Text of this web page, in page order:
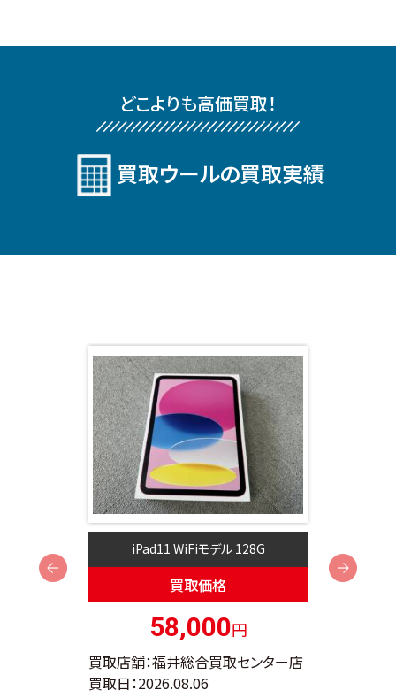
どこよりも⾼価買取！
買取ウールの買取実績
iPad11 WiFiモデル 128G
買取価格
58,000円
買取店舗：福井総合買取センター店
買取日：2026.08.06
Next